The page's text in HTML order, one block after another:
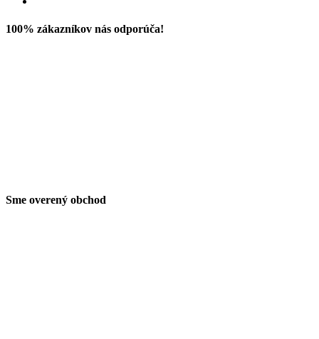
100% zákazníkov nás odporúča!
Sme overený obchod